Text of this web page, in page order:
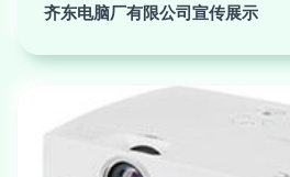
齐东电脑厂有限公司宣传展示